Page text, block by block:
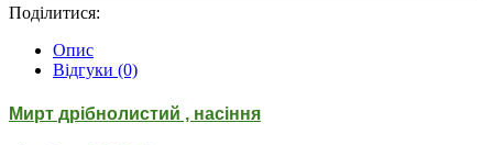
Поділитися:
Опис
Відгуки (0)
Мирт дрібнолистий , насіння